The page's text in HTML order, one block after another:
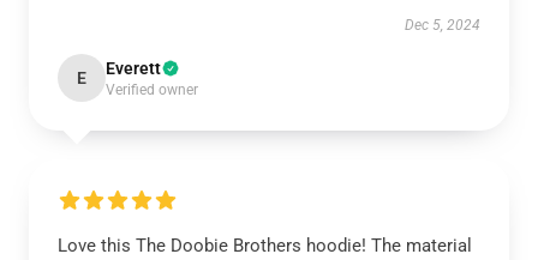
Dec 5, 2024
E Everett
Verified owner
Love this The Doobie Brothers hoodie! The material